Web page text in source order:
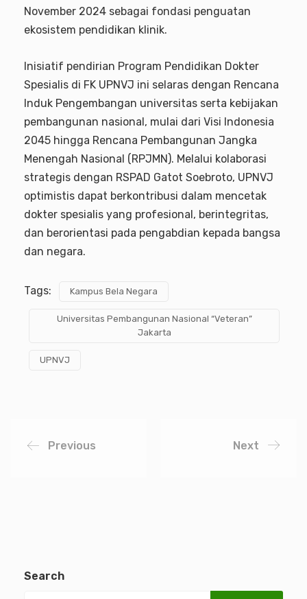
November 2024 sebagai fondasi penguatan
ekosistem pendidikan klinik.
Inisiatif pendirian Program Pendidikan Dokter
Spesialis di FK UPNVJ ini selaras dengan Rencana
Induk Pengembangan universitas serta kebijakan
pembangunan nasional, mulai dari Visi Indonesia
2045 hingga Rencana Pembangunan Jangka
Menengah Nasional (RPJMN). Melalui kolaborasi
strategis dengan RSPAD Gatot Soebroto, UPNVJ
optimistis dapat berkontribusi dalam mencetak
dokter spesialis yang profesional, berintegritas,
dan berorientasi pada pengabdian kepada bangsa
dan negara.
Tags: Kampus Bela Negara
Universitas Pembangunan Nasional “Veteran”
Jakarta
UPNVJ
Previous Next
Search